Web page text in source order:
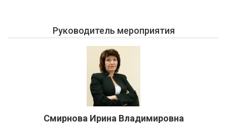
Руководитель мероприятия
Смирнова Ирина Владимировна